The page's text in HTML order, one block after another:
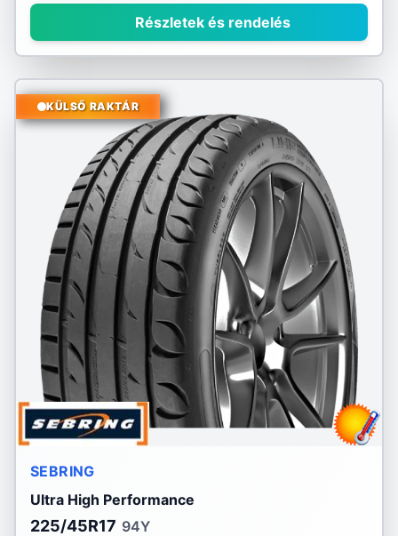
Részletek és rendelés
KÜLSŐ RAKTÁR
SEBRING
Ultra High Performance
225/45R17 94Y